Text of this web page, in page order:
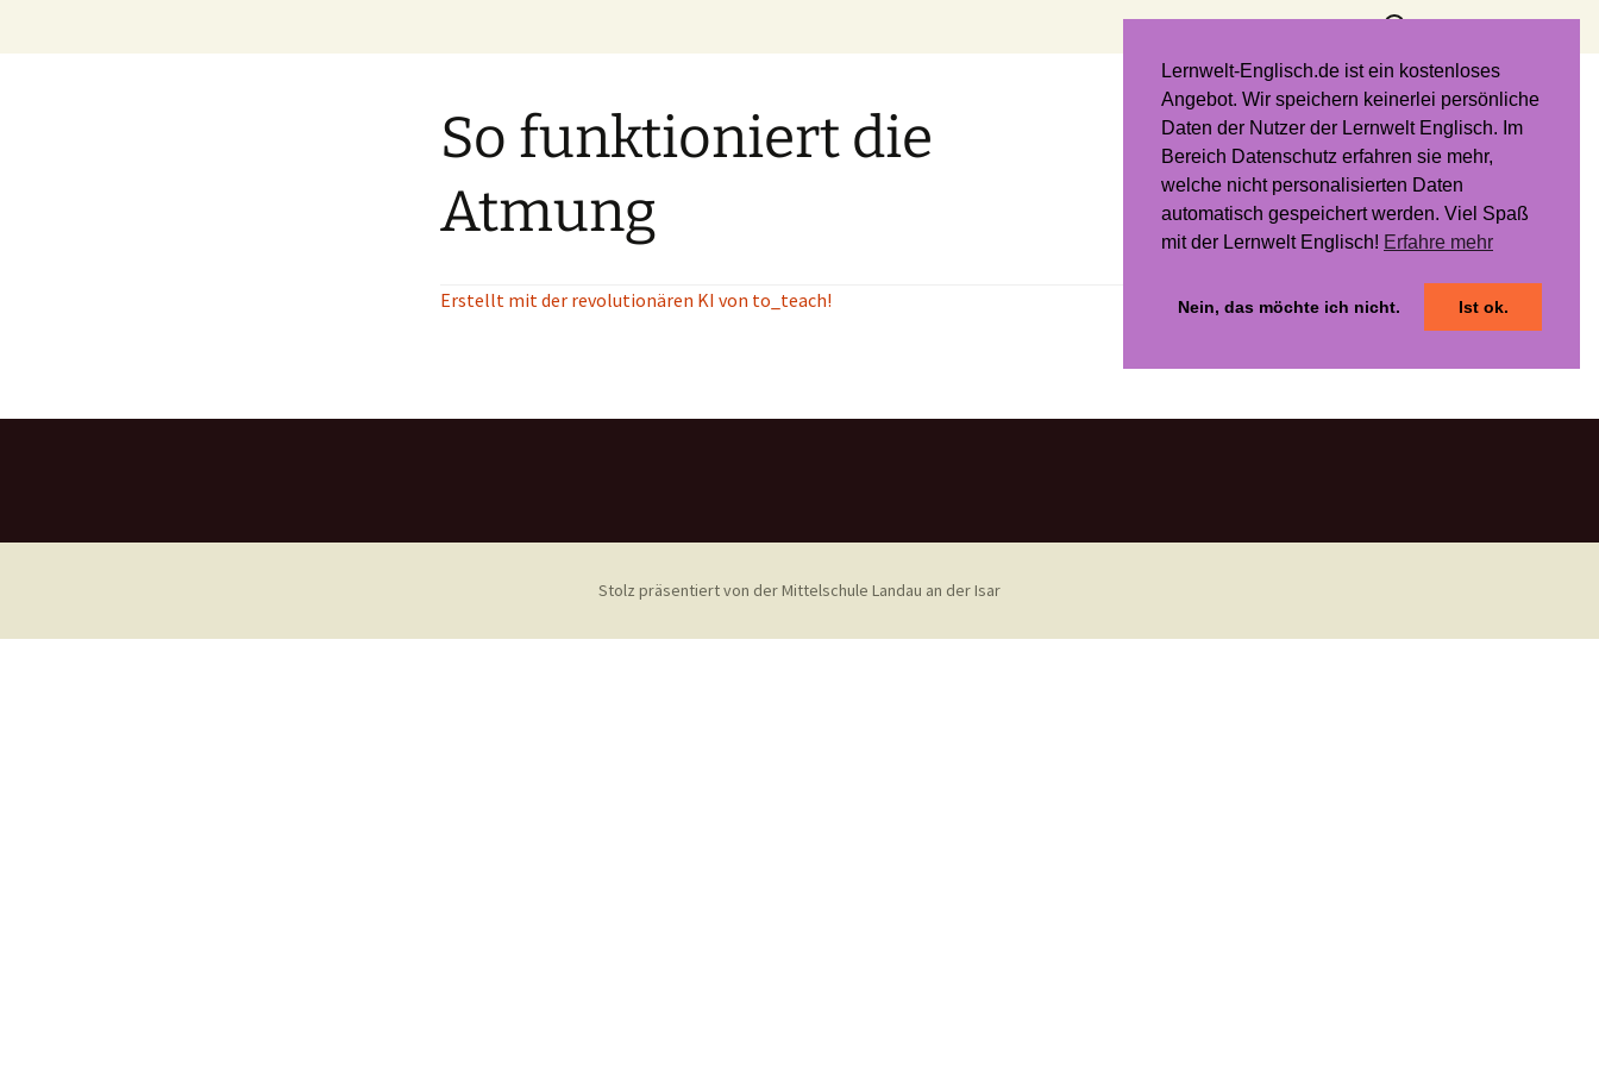
Suchen
So funktioniert die
Atmung
Erstellt mit der revolutionären KI von to_teach!
Stolz präsentiert von der Mittelschule Landau an der Isar
Lernwelt-Englisch.de ist ein kostenloses
Angebot. Wir speichern keinerlei persönliche
Daten der Nutzer der Lernwelt Englisch. Im
Bereich Datenschutz erfahren sie mehr,
welche nicht personalisierten Daten
automatisch gespeichert werden. Viel Spaß
mit der Lernwelt Englisch! Erfahre mehr
Nein, das möchte ich nicht. Ist ok.